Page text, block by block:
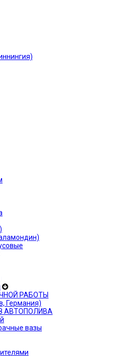
РАБОТЫ
Германия)
АВТОПОЛИВА
вазы